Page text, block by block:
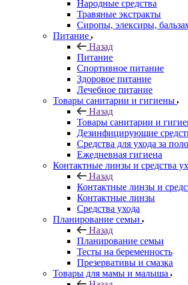
Народные средства
Травяные экстракты
Сиропы, элексиры,
Питание
Назад
Питание
Спортивное питание
Здоровое питание
Лечебное питание
Товары санитарии и гигиены
Назад
Товары санитарии и
Дезинфицирующие
Средства для ухода за
Ежедневная гигиена
Контактные линзы и средства
Назад
Контактные линзы и
Контактные линзы
Средства ухода
Планирование семьи
Назад
Планирование семьи
Тесты на беременность
Презервативы и смазка
Товары для мамы и малыша